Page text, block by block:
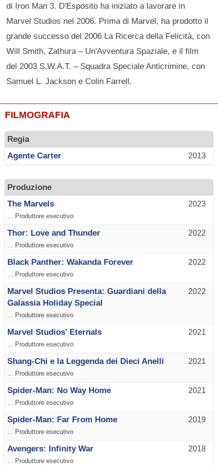
di Iron Man 3. D'Esposito ha iniziato a lavorare in
Marvel Studios nel 2006. Prima di Marvel, ha prodotto il
grande successo del 2006 La Ricerca della Felicità, con
Will Smith, Zathura – Un'Avventura Spaziale, e il film
del 2003 S.W.A.T. – Squadra Speciale Anticrimine, con
Samuel L. Jackson e Colin Farrell.
FILMOGRAFIA
Regia
2013
Agente Carter
Produzione
2023
The Marvels
... Produttore esecutivo
2022
Thor: Love and Thunder
... Produttore esecutivo
2022
Black Panther: Wakanda Forever
... Produttore esecutivo
2022
Marvel Studios Presenta: Guardiani della
Galassia Holiday Special
... Produttore esecutivo
2021
Marvel Studios' Eternals
... Produttore esecutivo
2021
Shang-Chi e la Leggenda dei Dieci Anelli
... Produttore esecutivo
2021
Spider-Man: No Way Home
... Produttore esecutivo
2019
Spider-Man: Far From Home
... Produttore esecutivo
2018
Avengers: Infinity War
... Produttore esecutivo